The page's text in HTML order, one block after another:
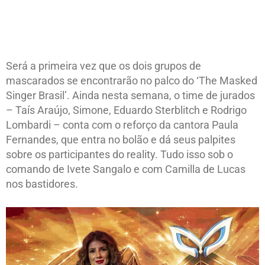
Será a primeira vez que os dois grupos de
mascarados se encontrarão no palco do ‘The Masked
Singer Brasil’. Ainda nesta semana, o time de jurados
– Taís Araújo, Simone, Eduardo Sterblitch e Rodrigo
Lombardi – conta com o reforço da cantora Paula
Fernandes, que entra no bolão e dá seus palpites
sobre os participantes do reality. Tudo isso sob o
comando de Ivete Sangalo e com Camilla de Lucas
nos bastidores.